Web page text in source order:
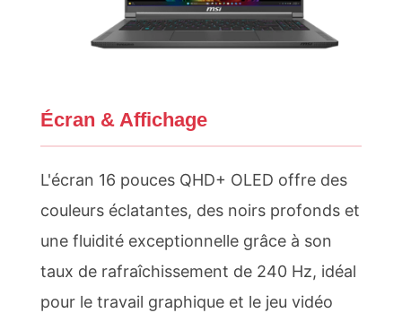
Écran & Affichage
L'écran 16 pouces QHD+ OLED offre des
couleurs éclatantes, des noirs profonds et
une fluidité exceptionnelle grâce à son
taux de rafraîchissement de 240 Hz, idéal
pour le travail graphique et le jeu vidéo